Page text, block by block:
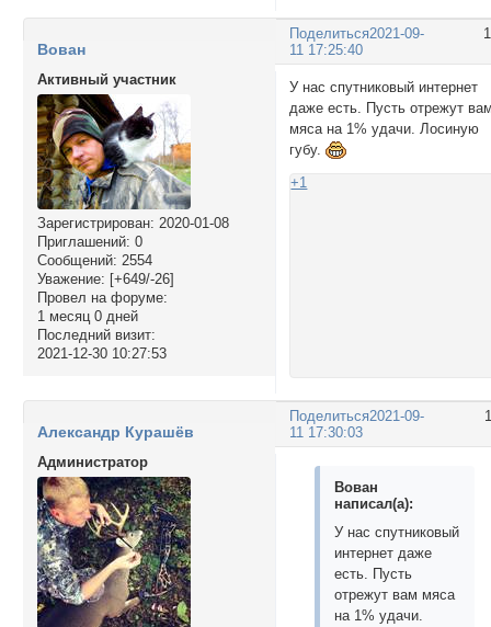
Поделиться2021-09-
11 17:25:40
Вован
Активный участник
Зарегистрирован: 2020-01-08
Приглашений: 0
Сообщений: 2554
Уважение: [+649/-26]
Провел на форуме:
1 месяц 0 дней
Последний визит:
2021-12-30 10:27:53
У нас спутниковый интернет
даже есть. Пусть отрежут
мяса на 1% удачи. Лосиную
губу.
+1
Поделиться2021-09-
11 17:30:03
Александр Курашёв
Администратор
Вован
написал(а):
У нас спутниковый
интернет даже
есть. Пусть
отрежут вам мяса
на 1% удачи.